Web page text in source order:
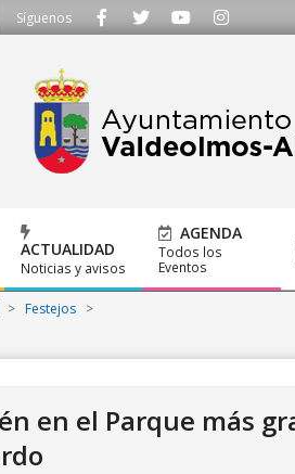
- Llámanos al 91 620 21 53 o escríbenos
Síguenos
ACTUALIDAD
Noticias y avisos
AGENDA
Todos los
Eventos
> Festejos
>
en el Parque más